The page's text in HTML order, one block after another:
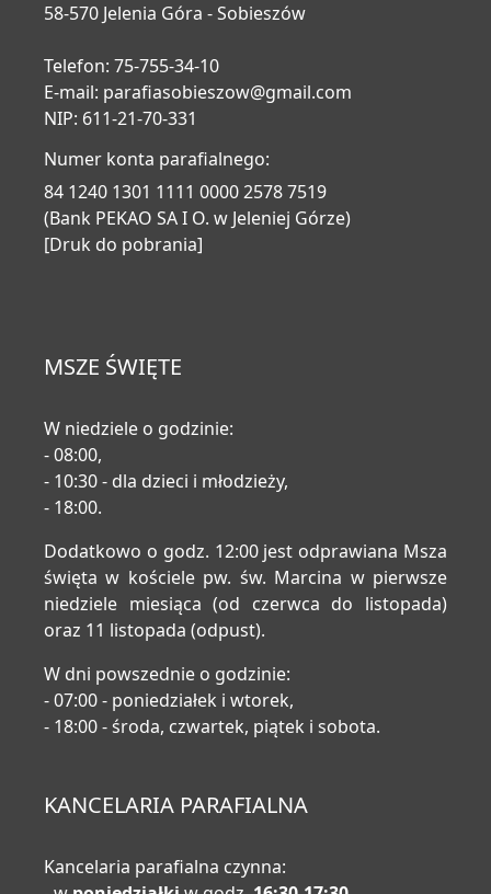
58-570 Jelenia Góra - Sobieszów
Telefon: 75-755-34-10
E-mail: parafiasobieszow@gmail.com
NIP: 611-21-70-331
Numer konta parafialnego:
84 1240 1301 1111 0000 2578 7519
(Bank PEKAO SA I O. w Jeleniej Górze)
[Druk do pobrania]
MSZE ŚWIĘTE
W niedziele o godzinie:
- 08:00,
- 10:30 - dla dzieci i młodzieży,
- 18:00.
Dodatkowo o godz. 12:00 jest odprawiana Msza
święta w kościele pw. św. Marcina w pierwsze
niedziele miesiąca (od czerwca do listopada)
oraz 11 listopada (odpust).
W dni powszednie o godzinie:
- 07:00 - poniedziałek i wtorek,
- 18:00 - środa, czwartek, piątek i sobota.
KANCELARIA PARAFIALNA
Kancelaria parafialna czynna: